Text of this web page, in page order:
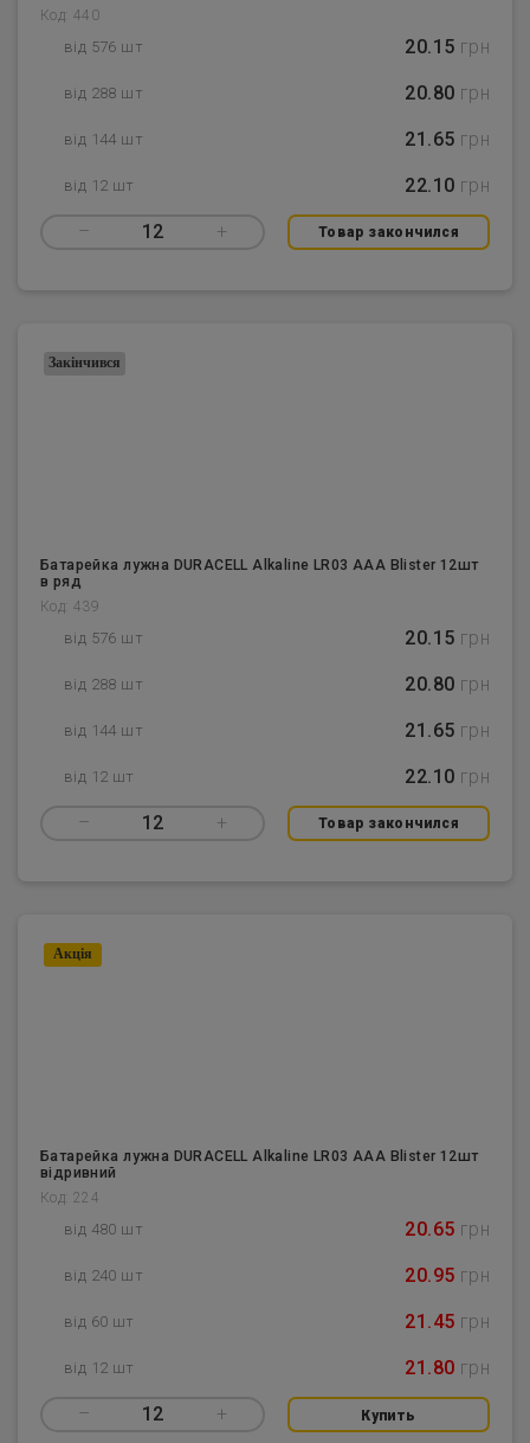
Код: 440
від 576 шт 20.15 грн
від 288 шт 20.80 грн
від 144 шт 21.65 грн
від 12 шт 22.10 грн
– 12 + Товар закончился
Батарейка лужна DURACELL Alkaline LR03 AAA Blister 12шт
в ряд
Код: 439
від 576 шт 20.15 грн
від 288 шт 20.80 грн
від 144 шт 21.65 грн
від 12 шт 22.10 грн
– 12 + Товар закончился
Закінчився
Батарейка лужна DURACELL Alkaline LR03 AAA Blister 12шт
відривний
Код: 224
від 480 шт 20.65 грн
від 240 шт 20.95 грн
від 60 шт 21.45 грн
від 12 шт 21.80 грн
– 12 + Купить
Акцiя